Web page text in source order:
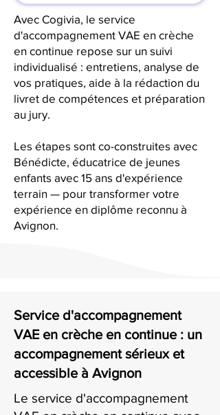
Avec Cogivia, le service
d'accompagnement VAE en crèche
en continue repose sur un suivi
individualisé : entretiens, analyse de
vos pratiques, aide à la rédaction du
livret de compétences et préparation
au jury.
Les étapes sont co-construites avec
Bénédicte, éducatrice de jeunes
enfants avec 15 ans d'expérience
terrain — pour transformer votre
expérience en diplôme reconnu à
Avignon.
Service d'accompagnement
VAE en crèche en continue : un
accompagnement sérieux et
accessible à Avignon
Le service d'accompagnement